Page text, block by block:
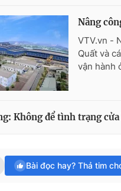
Nâng
VTV.vn -
Quất và
vận hành
Không để tình trạng
Bài đọc hay? Thả tim